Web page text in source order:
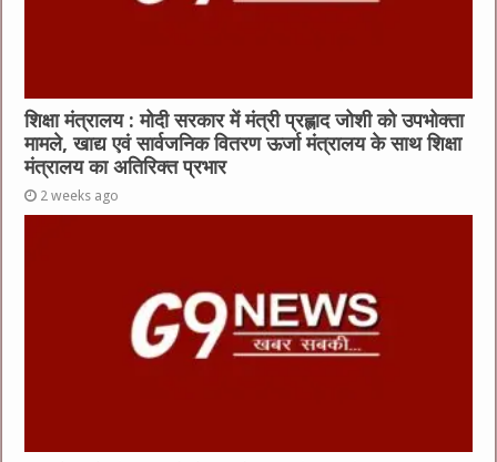
शिक्षा मंत्रालय : मोदी सरकार में मंत्री प्रह्लाद जोशी को उपभोक्ता
मामले, खाद्य एवं सार्वजनिक वितरण ऊर्जा मंत्रालय के साथ शिक्षा
मंत्रालय का अतिरिक्त प्रभार
2 weeks ago